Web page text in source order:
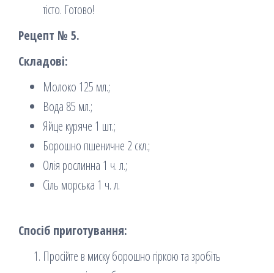
тісто. Готово!
Рецепт № 5.
Складові:
Молоко 125 мл.;
Вода 85 мл.;
Яйце куряче 1 шт.;
Борошно пшеничне 2 скл.;
Олія рослинна 1 ч. л.;
Сіль морська 1 ч. л.
Спосіб приготування:
Просійте в миску борошно гіркою та зробіть